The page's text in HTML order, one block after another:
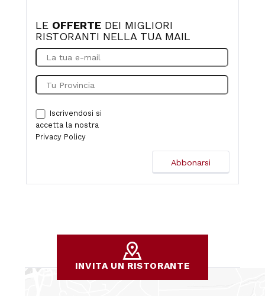
LE OFFERTE DEI MIGLIORI
RISTORANTI NELLA TUA MAIL
Iscrivendosi si
accetta la nostra
Privacy Policy
INVITA UN RISTORANTE